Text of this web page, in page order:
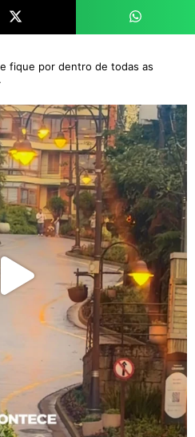
fique por dentro de todas as